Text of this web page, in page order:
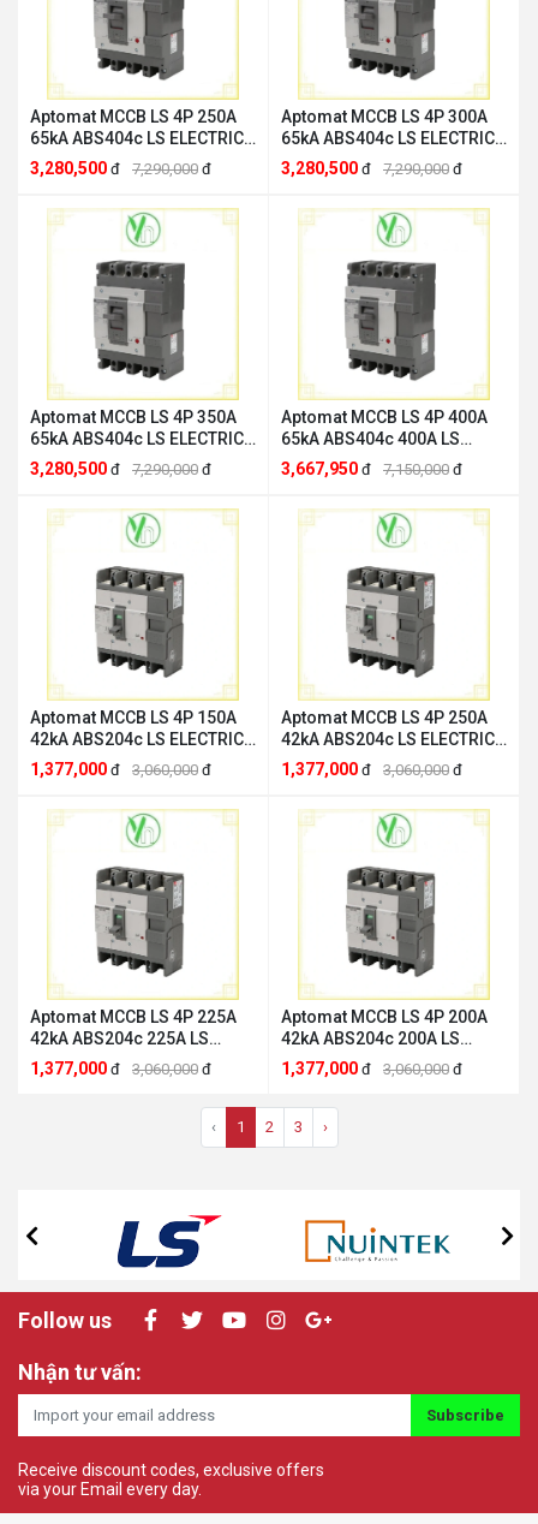
Aptomat MCCB LS 4P 250A
65kA ABS404c LS ELECTRIC
ABS404c 250A
3,280,500 đ 7,290,000 đ
Aptomat MCCB LS 4P 300A
65kA ABS404c LS ELECTRIC
ABS404c 300A
3,280,500 đ 7,290,000 đ
Aptomat MCCB LS 4P 350A
65kA ABS404c LS ELECTRIC
ABS404c 350A
3,280,500 đ 7,290,000 đ
Aptomat MCCB LS 4P 400A
65kA ABS404c 400A LS
ELECTRIC ABS404c 400A
3,667,950 đ 7,150,000 đ
Aptomat MCCB LS 4P 150A
42kA ABS204c LS ELECTRIC
ABS204c 150A
1,377,000 đ 3,060,000 đ
Aptomat MCCB LS 4P 250A
42kA ABS204c LS ELECTRIC
ABS204c 250A
1,377,000 đ 3,060,000 đ
Aptomat MCCB LS 4P 225A
42kA ABS204c 225A LS
ELECTRIC ABS204c 225A
1,377,000 đ 3,060,000 đ
Aptomat MCCB LS 4P 200A
42kA ABS204c 200A LS
ELECTRIC ABS204c 200A
1,377,000 đ 3,060,000 đ
‹ 1 2 3 ›
Follow us
Nhận tư vấn:
Subscribe
Receive discount codes, exclusive offers
via your Email every day.